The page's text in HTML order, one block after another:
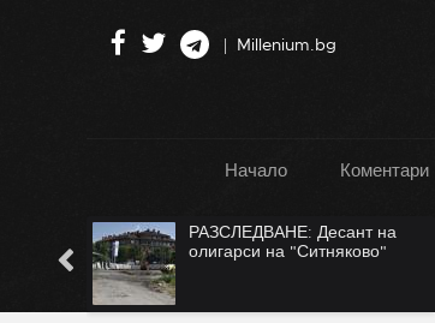
Millenium.bg
Начало Коментари
РАЗСЛЕДВАНЕ: Десант на
олигарси на "Ситняково"